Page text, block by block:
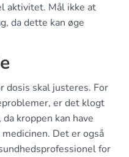
aktivitet. Mål ikke at
da dette kan øge
dosis skal justeres. For
er det klogt
kroppen kan have
Det er også
for